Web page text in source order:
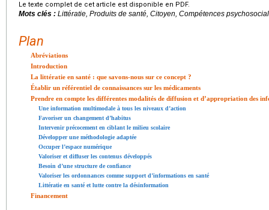
Le texte complet de cet article est disponible en PDF.
Mots clés : Littératie, Produits de santé, Citoyen, Compétences
Plan
Abréviations
Introduction
La littératie en santé : que savons-nous sur ce concept ?
Établir un référentiel de connaissances sur les médicaments
Prendre en compte les différentes modalités de diffusion et d’appropriation des
Une information multimodale à tous les niveaux d’action
Favoriser un changement d’habitus
Intervenir précocement en ciblant le milieu scolaire
Développer une méthodologie adaptée
Occuper l’espace numérique
Valoriser et diffuser les contenus développés
Besoin d’une structure de confiance
Valoriser les ordonnances comme support d’informations en santé
Littératie en santé et lutte contre la désinformation
Financement